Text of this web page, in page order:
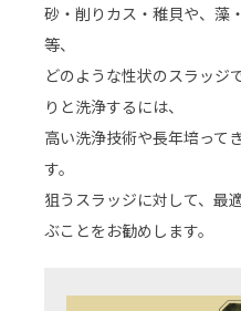
砂・削りカス・稚貝や、藻
等、
どのような性状のスラッジ
りと洗浄するには、
高い洗浄技術や長年培って
す。
狙うスラッジに対して、最
ぶことをお勧めします。